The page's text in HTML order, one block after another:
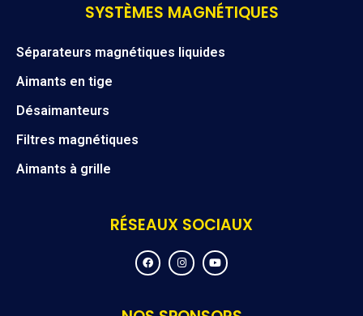
SYSTÈMES MAGNÉTIQUES
Séparateurs magnétiques liquides
Aimants en tige
Désaimanteurs
Filtres magnétiques
Aimants à grille
RÉSEAUX SOCIAUX
F
a
c
o
I
n
s
g
Y
o
u
b